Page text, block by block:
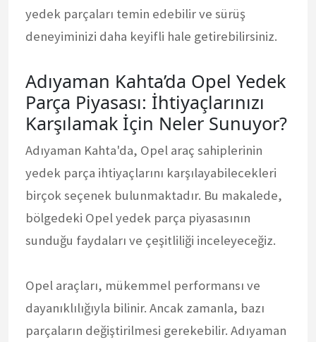
yedek parçaları temin edebilir ve sürüş
deneyiminizi daha keyifli hale getirebilirsiniz.
Adıyaman Kahta’da Opel Yedek
Parça Piyasası: İhtiyaçlarınızı
Karşılamak İçin Neler Sunuyor?
Adıyaman Kahta'da, Opel araç sahiplerinin
yedek parça ihtiyaçlarını karşılayabilecekleri
birçok seçenek bulunmaktadır. Bu makalede,
bölgedeki Opel yedek parça piyasasının
sunduğu faydaları ve çeşitliliği inceleyeceğiz.
Opel araçları, mükemmel performansı ve
dayanıklılığıyla bilinir. Ancak zamanla, bazı
parçaların değiştirilmesi gerekebilir. Adıyaman